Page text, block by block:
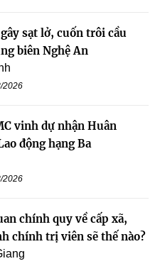
sạt lở, cuốn trôi cầu
biên Nghệ An
2026
vinh dự nhận Huân
động hạng Ba
2026
chính quy về cấp xã,
chính trị viên sẽ thế nào?